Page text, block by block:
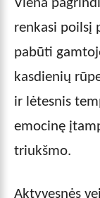
Viena
renkasi poilsį
pabūti
kasdienių
ir lėtesnis
emocinę
triukšmo.
Aktyvesnės